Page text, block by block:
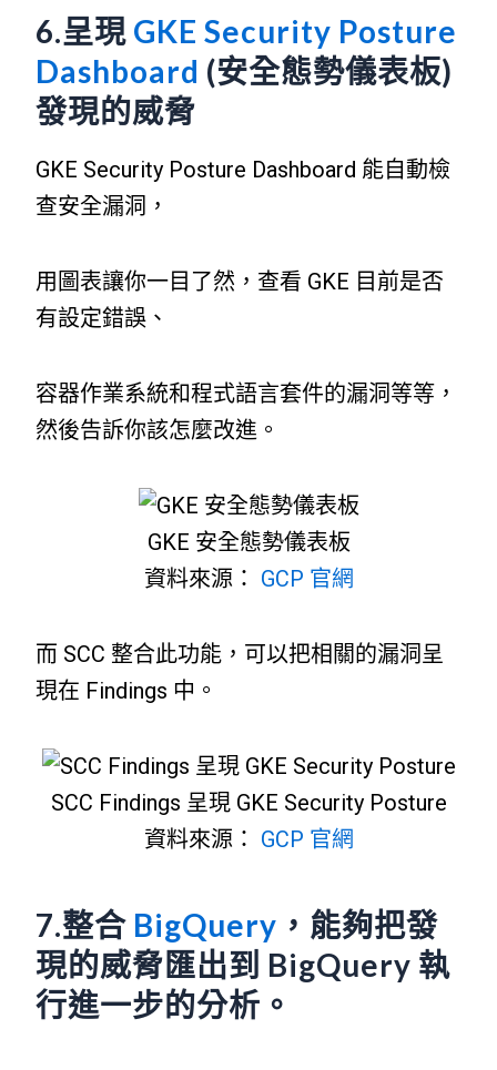
6.呈現 GKE Security Posture
Dashboard (安全態勢儀表板)
發現的威脅
GKE Security Posture Dashboard 能自動檢
查安全漏洞，
用圖表讓你一目了然，查看 GKE 目前是否
有設定錯誤、
容器作業系統和程式語言套件的漏洞等等，
然後告訴你該怎麼改進。
GKE 安全態勢儀表板
資料來源： GCP 官網
而 SCC 整合此功能，可以把相關的漏洞呈
現在 Findings 中。
SCC Findings 呈現 GKE Security Posture
資料來源： GCP 官網
7.整合 BigQuery ，能夠把發
現的威脅匯出到 BigQuery 執
行進一步的分析。